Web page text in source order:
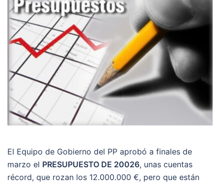
El Equipo de Gobierno del PP aprobó a finales de
marzo el PRESUPUESTO DE 20026, unas cuentas
récord, que rozan los 12.000.000 €, pero que están